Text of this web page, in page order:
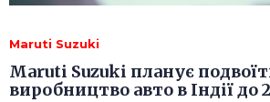
Maruti Suzuki
Maruti Suzuki планує
виробництво авто в Індії до